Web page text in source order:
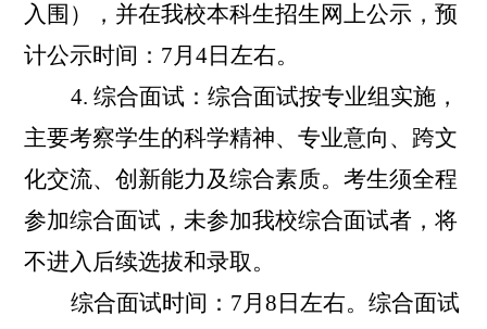
入围），并在我校本科生招生网上公示，预
计公示时间： 7 月4日左右。
4. 综合面试：综合面试按专业组实施，
主要考察学生的科学精神、专业意向、跨文
化交流、创新能力及综合素质。考生须全程
参加综合面试，未参加我校综合面试者，将
不进入后续选拔和录取。
综合面试时间： 7 月 8 日左右。综合面试